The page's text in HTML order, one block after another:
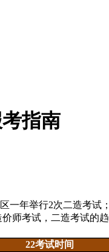
指南
年举行2次二造考试
师考试，二造考试的
22考试时间